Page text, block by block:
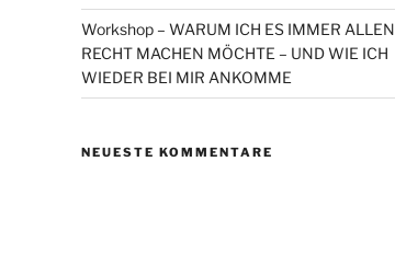
Workshop – WARUM ICH ES IMMER ALLEN
RECHT MACHEN MÖCHTE – UND WIE ICH
WIEDER BEI MIR ANKOMME
NEUESTE KOMMENTARE